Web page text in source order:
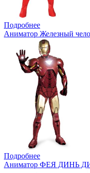
Подробнее
Аниматор Железный
Подробнее
Аниматор ФЕЯ ДИНЬ